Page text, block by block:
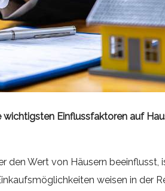
Einflussfaktoren auf
den Wert von Häusern
weisen in der